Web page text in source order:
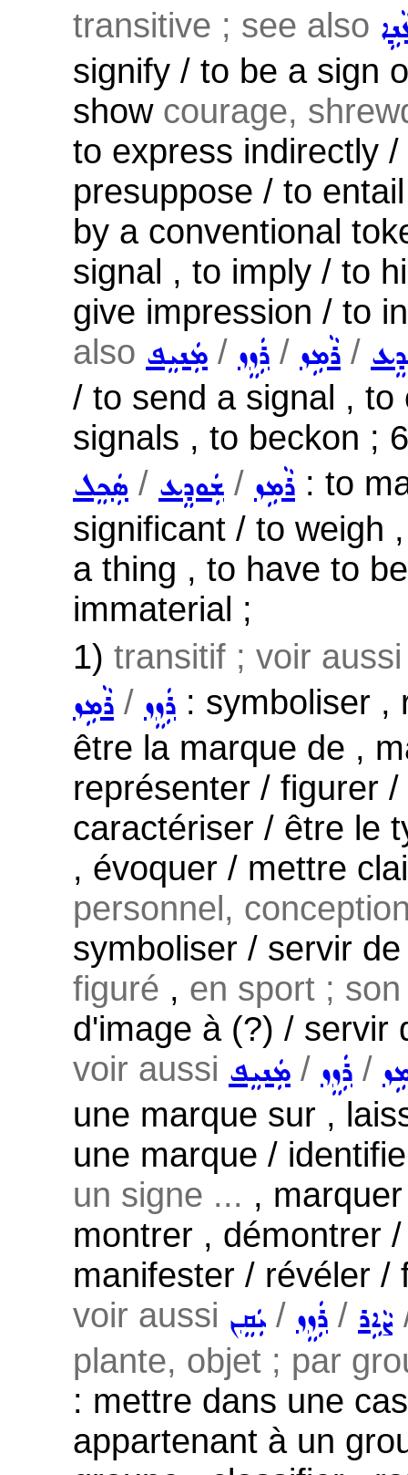
transitive ; see also
signify / to be a sign
show courage,
to express indirectly
presuppose / to
by a conventional
signal , to imply / to
give impression / to
also ܡܲܢܝܸܦ / ܪܲܙܸܙ / ܪܵܡܹܙ /
/ to send a signal ,
signals , to beckon ;
ܣܲܟܸܠ / ܫܲܘܕܸܥ / ܪܵܡܹܙ : to
significant / to weigh
a thing , to have to
immaterial ;
1) transitif ; voir
ܪܵܡܹܙ / ܪܲܙܸܙ : symboliser ,
être la marque de ,
représenter / figurer
caractériser / être le
, évoquer / mettre
personnel,
symboliser / servir
figuré , en sport ;
d'image à (?) /
voir aussi ܡܲܢܝܸܦ / ܪܲܙܸܙ /
une marque sur ,
une marque /
un signe ... ,
montrer , démontrer
manifester / révéler
voir aussi ܝܲܩܸܢ / ܪܲܙܸܙ / ܨܵܐܹܪ
plante, objet ; par
: mettre dans une
appartenant à un